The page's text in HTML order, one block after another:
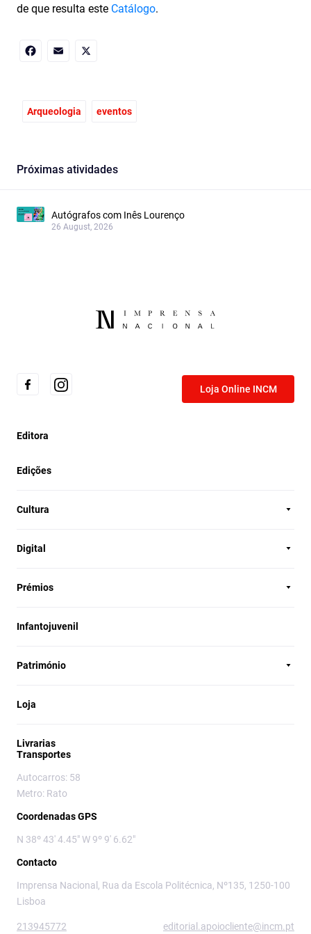
de que resulta este Catálogo.
Arqueologia eventos
Próximas atividades
Autógrafos com Inês Lourenço
26 August, 2026
Loja Online INCM
Editora
Edições
Cultura
Digital
Prémios
Infantojuvenil
Património
Loja
Livrarias
Transportes
Autocarros: 58
Metro: Rato
Coordenadas GPS
N 38º 43' 4.45" W 9º 9' 6.62"
Contacto
Imprensa Nacional, Rua da Escola Politécnica, Nº135, 1250-100
Lisboa
213945772 editorial.apoiocliente@incm.pt